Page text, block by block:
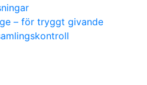
– för tryggt givande